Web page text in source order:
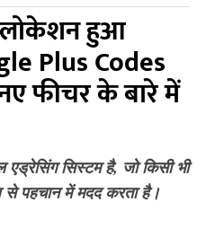
लोकेशन हुआ
Plus Codes
फीचर के बारे में
सिस्टम है, जो किसी भी
पहचान में मदद करता है।